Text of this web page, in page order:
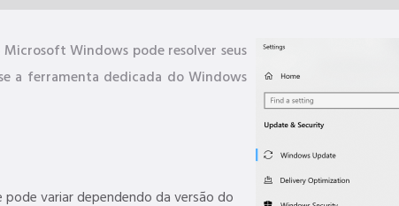
Windows pode resolver seus
a ferramenta dedicada do Windows
variar dependendo da versão do